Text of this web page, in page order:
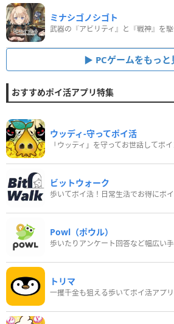
ミナシゴノシゴト
PCゲームをもっと
おすすめポイ活アプリ特集
ウッディ‐守ってポイ活
「ウッディ」を守ってお世話してポ
ビットウォーク
Powl（ポウル）
トリマ
一攫千金も狙える歩いてポイ活アプリ